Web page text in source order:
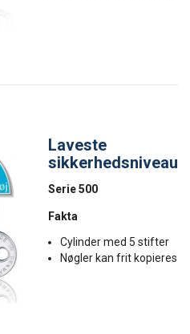
Laveste
sikkerhedsniveau
Serie 500
Fakta
Cylinder med 5 stifter
Nøgler kan frit kopieres